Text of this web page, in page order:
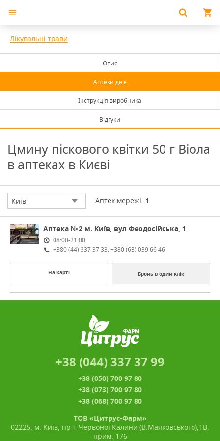
Лікувальні трави
Опис
Аптеки де є
Інструкція виробника
Відгуки
Цмину піскового квітки 50 г Віола
в аптеках в Києві
Київ Аптек мережі: 1
Аптека №2 м. Київ, вул Феодосійська, 1
08:00-21:00
+380 (44) 337 37 33; +380 (63) 039 66 46
На карті Бронь в один клік
+38 (044) 337 37 99
+38 (050) 700 97 80
+38 (073) 700 97 80
+38 (068) 700 97 80
ТОВ «Цитрус-Фарм»
02225, м. Київ, пр-т Червоної Калини (В.Маяковського),1В,
прим. 176